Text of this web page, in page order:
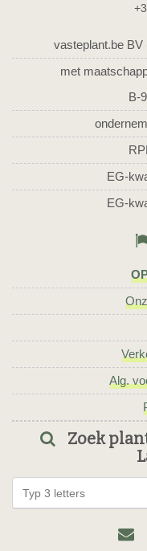
vasteplant.be BV
met
B-
EG-
EG-
Alg.
Zoek